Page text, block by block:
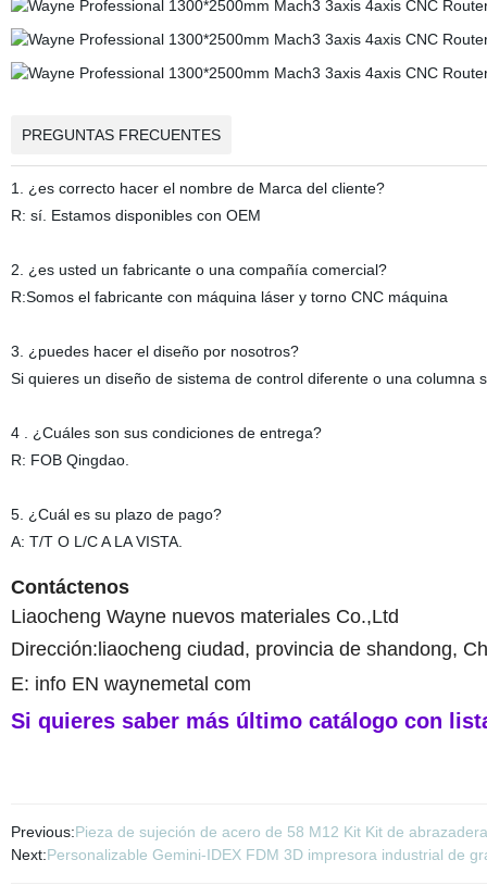
PREGUNTAS FRECUENTES
1. ¿es correcto hacer el nombre de Marca del cliente?
R: sí. Estamos disponibles con OEM
2. ¿es usted un fabricante o una compañía comercial?
R:Somos el fabricante con máquina láser y torno CNC máquina
3. ¿puedes hacer el diseño por nosotros?
Si quieres un diseño de sistema de control diferente o una columna
4 . ¿Cuáles son sus condiciones de entrega?
R: FOB Qingdao.
5. ¿Cuál es su plazo de pago?
A: T/T O L/C A LA VISTA.
Contáctenos
Liaocheng Wayne nuevos materiales Co.,Ltd
Dirección:liaocheng ciudad, provincia de shandong,
E: info EN waynemetal com
Si quieres saber más último catálogo con
Previous:Pieza de sujeción de acero de 58 M12 Kit Kit de
Next:Personalizable Gemini-IDEX FDM 3D impresora industrial de